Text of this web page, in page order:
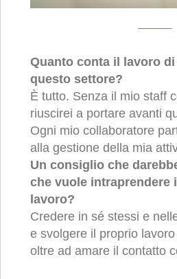
Quanto conta il lavoro
questo settore?
È tutto. Senza il mio staff
riuscirei a portare avanti
Ogni mio collaboratore
alla gestione della mia
Un consiglio che
che vuole intraprendere
lavoro?
Credere in sé stessi e
e svolgere il proprio
oltre ad amare il contatto